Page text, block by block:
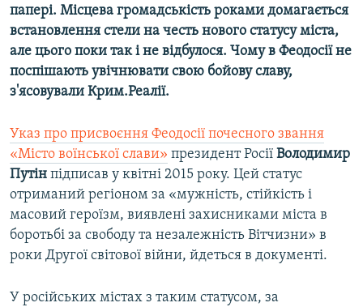
папері. Місцева громадськість роками домагається
встановлення стели на честь нового статусу міста,
але цього поки так і не відбулося. Чому в Феодосії не
поспішають увічнювати свою бойову славу,
з'ясовували Крим.Реалії.
Указ про присвоєння Феодосії почесного звання
«Місто воїнської слави» президент Росії Володимир
Путін підписав у квітні 2015 року. Цей статус
отриманий регіоном за «мужність, стійкість і
масовий героїзм, виявлені захисниками міста в
боротьбі за свободу та незалежність Вітчизни» в
роки Другої світової війни, йдеться в документі.
У російських містах з таким статусом, за